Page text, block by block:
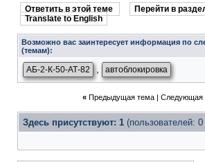
Ответить в этой теме
Перейти в
Translate to English
Возможно вас заинтересует информация по
(темам):
АБ-2-К-50-АТ-82 автоблокировка
« Предыдущая тема| Следующая
Здесь присутствуют: 1 (пользователей: